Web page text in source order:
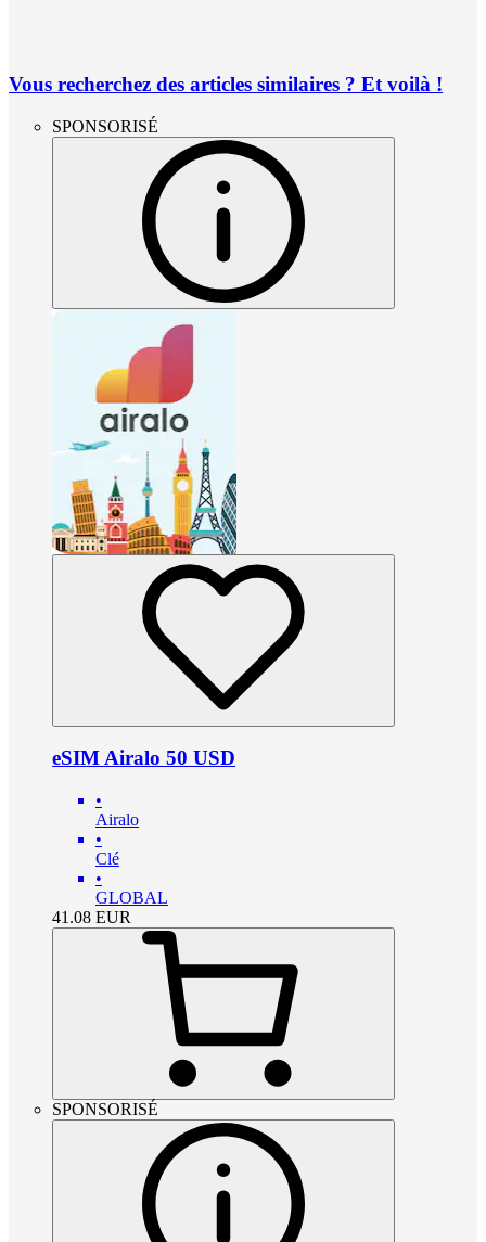
Vous recherchez des articles similaires ? Et voilà !
SPONSORISÉ
eSIM Airalo 50 USD
•
Airalo
•
Clé
•
GLOBAL
41.08 EUR
SPONSORISÉ